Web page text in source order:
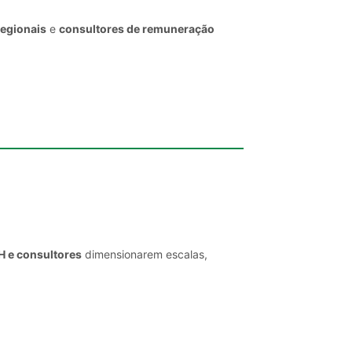
e consultores de remuneração
e consultores dimensionarem escalas,